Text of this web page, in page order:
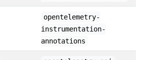
opentelemetry-
instrumentation-
annotations